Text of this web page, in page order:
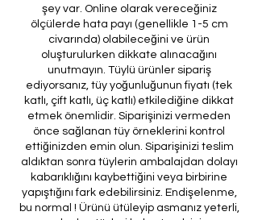
şey var. Online olarak vereceğiniz
ölçülerde hata payı (genellikle 1-5 cm
civarında) olabileceğini ve ürün
oluşturulurken dikkate alınacağını
unutmayın. Tüylü ürünler sipariş
ediyorsanız, tüy yoğunluğunun fiyatı (tek
katlı, çift katlı, üç katlı) etkilediğine dikkat
etmek önemlidir. Siparişinizi vermeden
önce sağlanan tüy örneklerini kontrol
ettiğinizden emin olun. Siparişinizi teslim
aldıktan sonra tüylerin ambalajdan dolayı
kabarıklığını kaybettiğini veya birbirine
yapıştığını fark edebilirsiniz. Endişelenme,
bu normal ! Ürünü ütüleyip asmanız yeterli,